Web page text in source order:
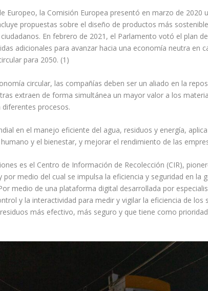
Europeo, la Comisión Europea presentó en marzo de 2020
propuestas sobre el diseño de productos más
En febrero de 2021, el Parlamento votó el plan
adicionales para avanzar hacia una economía neutra en
para 2050. (1)
circular, las compañías deben ser un aliado en la
extraen de forma simultánea un mayor valor a los
diferentes procesos.
en el manejo eficiente del agua, residuos y energía,
y el bienestar, y mejorar el rendimiento de las
es el Centro de Información de Recolección (CIR),
por medio del cual se impulsa la eficiencia y seguridad en la
medio de una plataforma digital desarrollada por
y la interactividad para medir y vigilar la eficiencia de los
más efectivo, más seguro y que tiene como